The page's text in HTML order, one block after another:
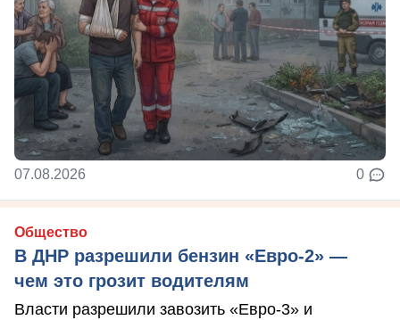
07.08.2026 0
Общество
В ДНР разрешили бензин «Евро-2» —
чем это грозит водителям
Власти разрешили завозить «Евро-3» и